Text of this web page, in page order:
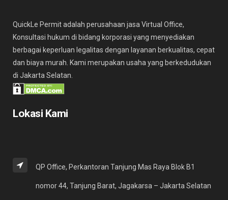
QuickLe Permit adalah perusahaan jasa Virtual Office,
Konsultasi hukum di bidang korporasi yang menyediakan
berbagai keperluan legalitas dengan layanan berkualitas, cepat
dan biaya murah. Kami merupakan usaha yang berkedudukan
di Jakarta Selatan.
Lokasi Kami
QP Office, Perkantoran Tanjung Mas Raya Blok B1
nomor 44, Tanjung Barat, Jagakarsa – Jakarta Selatan